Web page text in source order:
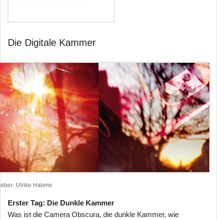
Die Digitale Kammer
Ulrike Halene
Erster Tag: Die Dunkle Kammer
Was ist die Camera Obscura, die dunkle Kammer, wie